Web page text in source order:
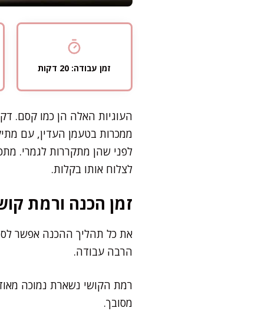
זמן עבודה: 20 דקות
העוגיות האלה הן כמו קסם.
ממכרות בטעמן העדין, עם
לפני שהן מתקררות לגמרי.
לצלוח אותו בקלות.
זמן הכנה ורמת
הרבה עבודה.
רמת הקושי נשארת נמוכה
מסובך.